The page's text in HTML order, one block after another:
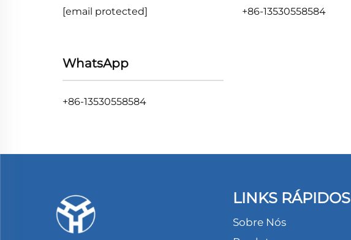
[email protected] +86-13530558584
WhatsApp
+86-13530558584
LINKS RÁPIDOS
Sobre Nós